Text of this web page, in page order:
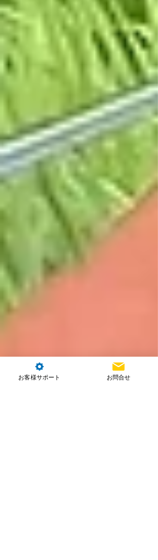
お客様サポート お問合せ